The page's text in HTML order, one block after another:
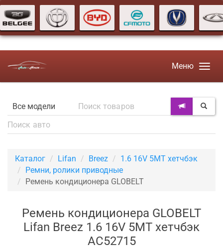
Меню
Каталог Lifan Breez
1.6 16V 5MT хетчбэк
Ремни, ролики приводные
Ремень кондиционера GLOBELT
Ремень кондиционера GLOBELT
Lifan Breez 1.6 16V 5MT хетчбэк
AC52715